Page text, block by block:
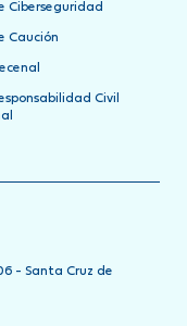
Ciberseguridad
Caución
Civil
- Santa Cruz de